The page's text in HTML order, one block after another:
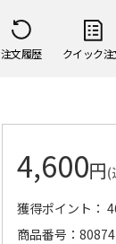
注文履歴 クイック注
4,600円(
獲得ポイント：
商品番号